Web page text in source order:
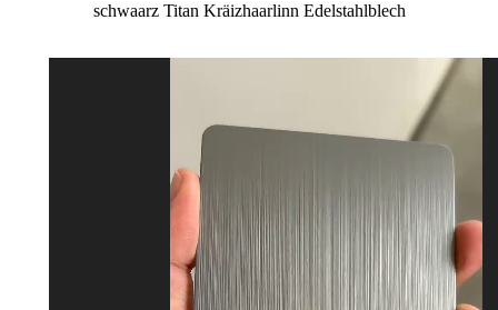
schwaarz Titan Kräizhaarlinn Edelstahlblech